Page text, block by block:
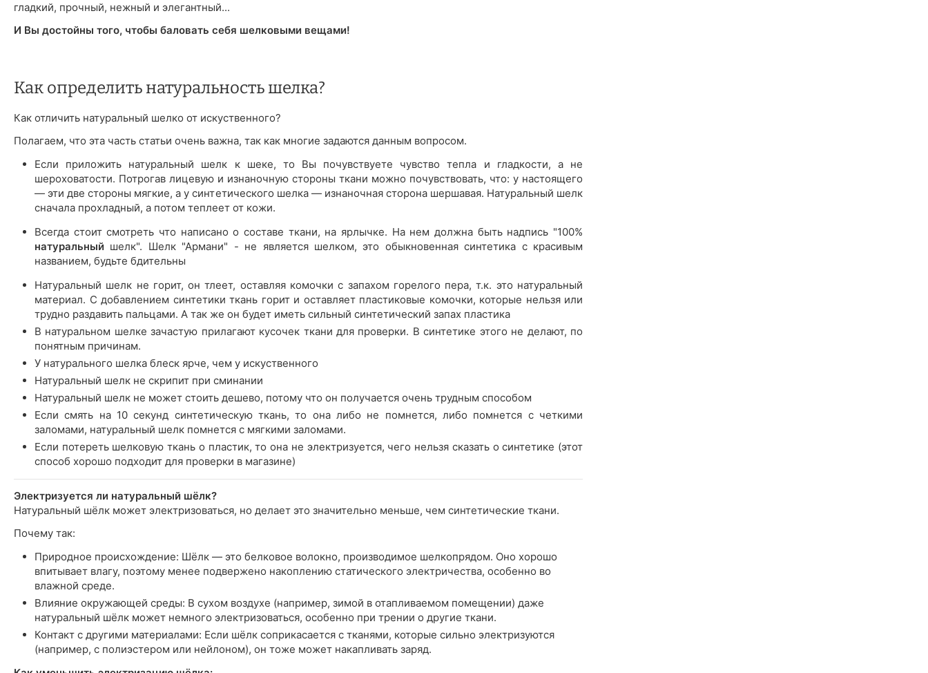
гладкий, прочный, нежный и элегантный...
И Вы достойны того, чтобы баловать себя шелковыми вещами!
Как определить натуральность шелка?
Как отличить натуральный шелко от искуственного?
Полагаем, что эта часть статьи очень важна, так как многие задаются данным вопросом.
Если приложить натуральный шелк к шеке, то Вы почувствуете чувство тепла и гладкости, а не
шероховатости. Потрогав лицевую и изнаночную стороны ткани можно почувствовать, что: у настоящего
— эти две стороны мягкие, а у синтетического шелка — изнаночная сторона шершавая. Натуральный шелк
сначала прохладный, а потом теплеет от кожи.
Всегда стоит смотреть что написано о составе ткани, на ярлычке. На нем должна быть надпись "100%
натуральный шелк". Шелк "Армани" - не является шелком, это обыкновенная синтетика с красивым
названием, будьте бдительны
Натуральный шелк не горит, он тлеет, оставляя комочки с запахом горелого пера, т.к. это натуральный
материал. С добавлением синтетики ткань горит и оставляет пластиковые комочки, которые нельзя или
трудно раздавить пальцами. А так же он будет иметь сильный синтетический запах пластика
В натуральном шелке зачастую прилагают кусочек ткани для проверки. В синтетике этого не делают, по
понятным причинам.
У натурального шелка блеск ярче, чем у искуственного
Натуральный шелк не скрипит при сминании
Натуральный шелк не может стоить дешево, потому что он получается очень трудным способом
Если смять на 10 секунд синтетическую ткань, то она либо не помнется, либо помнется с четкими
заломами, натуральный шелк помнется с мягкими заломами.
Если потереть шелковую ткань о пластик, то она не электризуется, чего нельзя сказать о синтетике (этот
способ хорошо подходит для проверки в магазине)
Электризуется ли натуральный шёлк?
Натуральный шёлк может электризоваться, но делает это значительно меньше, чем синтетические ткани.
Почему так:
Природное происхождение: Шёлк — это белковое волокно, производимое шелкопрядом. Оно хорошо
впитывает влагу, поэтому менее подвержено накоплению статического электричества, особенно во
влажной среде.
Влияние окружающей среды: В сухом воздухе (например, зимой в отапливаемом помещении) даже
натуральный шёлк может немного электризоваться, особенно при трении о другие ткани.
Контакт с другими материалами: Если шёлк соприкасается с тканями, которые сильно электризуются
(например, с полиэстером или нейлоном), он тоже может накапливать заряд.